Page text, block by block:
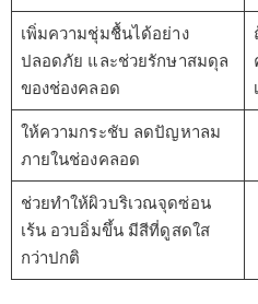
เพิ่มความชุ่มชื้นได้อย่าง
ปลอดภัย และช่วยรักษาสมดุล
ของช่องคลอด
ให้ความกระชับ ลดปัญหาลม
ภายในช่องคลอด
ช่วยทำให้ผิวบริเวณจุดซ่อน
เร้น อวบอิ่มขึ้น มีสีที่ดูสดใส
กว่าปกติ